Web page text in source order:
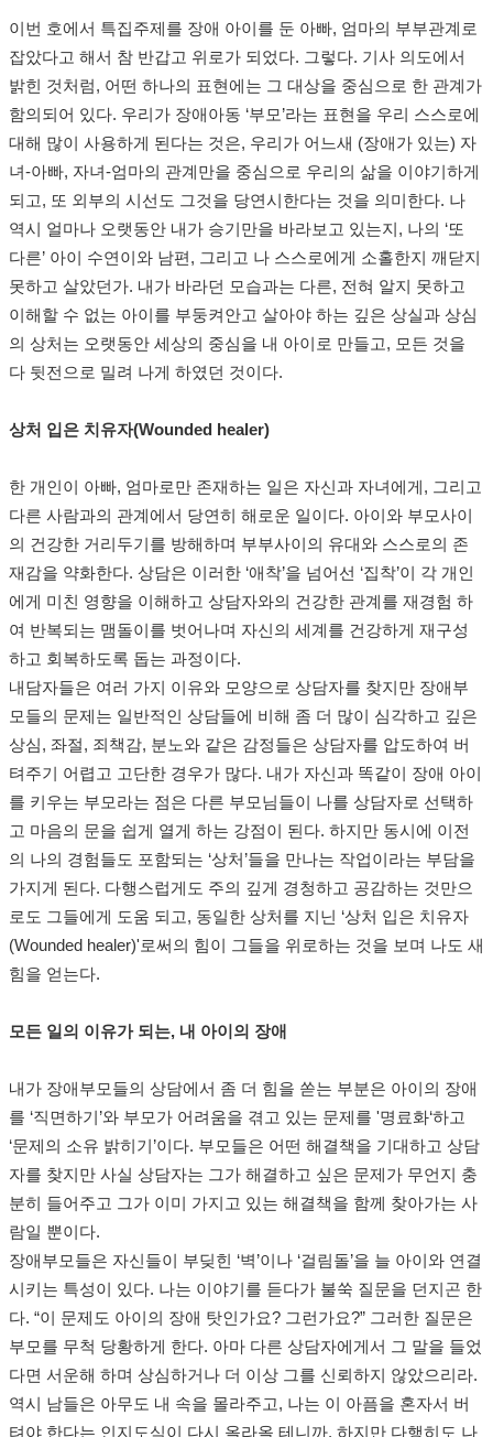
이번 호에서 특집주제를 장애 아이를 둔 아빠, 엄마의 부부관계로
잡았다고 해서 참 반갑고 위로가 되었다. 그렇다. 기사 의도에서
밝힌 것처럼, 어떤 하나의 표현에는 그 대상을 중심으로 한 관계가
함의되어 있다. 우리가 장애아동 ‘부모’라는 표현을 우리 스스로에
대해 많이 사용하게 된다는 것은, 우리가 어느새 (장애가 있는) 자
녀-아빠, 자녀-엄마의 관계만을 중심으로 우리의 삶을 이야기하게
되고, 또 외부의 시선도 그것을 당연시한다는 것을 의미한다. 나
역시 얼마나 오랫동안 내가 승기만을 바라보고 있는지, 나의 ‘또
다른’ 아이 수연이와 남편, 그리고 나 스스로에게 소홀한지 깨닫지
못하고 살았던가. 내가 바라던 모습과는 다른, 전혀 알지 못하고
이해할 수 없는 아이를 부둥켜안고 살아야 하는 깊은 상실과 상심
의 상처는 오랫동안 세상의 중심을 내 아이로 만들고, 모든 것을
다 뒷전으로 밀려 나게 하였던 것이다.
상처 입은 치유자(Wounded healer)
한 개인이 아빠, 엄마로만 존재하는 일은 자신과 자녀에게, 그리고
다른 사람과의 관계에서 당연히 해로운 일이다. 아이와 부모사이
의 건강한 거리두기를 방해하며 부부사이의 유대와 스스로의 존
재감을 약화한다. 상담은 이러한 ‘애착’을 넘어선 ‘집착’이 각 개인
에게 미친 영향을 이해하고 상담자와의 건강한 관계를 재경험 하
여 반복되는 맴돌이를 벗어나며 자신의 세계를 건강하게 재구성
하고 회복하도록 돕는 과정이다.
내담자들은 여러 가지 이유와 모양으로 상담자를 찾지만 장애부
모들의 문제는 일반적인 상담들에 비해 좀 더 많이 심각하고 깊은
상심, 좌절, 죄책감, 분노와 같은 감정들은 상담자를 압도하여 버
텨주기 어렵고 고단한 경우가 많다. 내가 자신과 똑같이 장애 아이
를 키우는 부모라는 점은 다른 부모님들이 나를 상담자로 선택하
고 마음의 문을 쉽게 열게 하는 강점이 된다. 하지만 동시에 이전
의 나의 경험들도 포함되는 ‘상처’들을 만나는 작업이라는 부담을
가지게 된다. 다행스럽게도 주의 깊게 경청하고 공감하는 것만으
로도 그들에게 도움 되고, 동일한 상처를 지닌 ‘상처 입은 치유자
(Wounded healer)'로써의 힘이 그들을 위로하는 것을 보며 나도 새
힘을 얻는다.
모든 일의 이유가 되는, 내 아이의 장애
내가 장애부모들의 상담에서 좀 더 힘을 쏟는 부분은 아이의 장애
를 ‘직면하기’와 부모가 어려움을 겪고 있는 문제를 '명료화‘하고
‘문제의 소유 밝히기’이다. 부모들은 어떤 해결책을 기대하고 상담
자를 찾지만 사실 상담자는 그가 해결하고 싶은 문제가 무언지 충
분히 들어주고 그가 이미 가지고 있는 해결책을 함께 찾아가는 사
람일 뿐이다.
장애부모들은 자신들이 부딪힌 ‘벽’이나 ‘걸림돌’을 늘 아이와 연결
시키는 특성이 있다. 나는 이야기를 듣다가 불쑥 질문을 던지곤 한
다. “이 문제도 아이의 장애 탓인가요? 그런가요?” 그러한 질문은
부모를 무척 당황하게 한다. 아마 다른 상담자에게서 그 말을 들었
다면 서운해 하며 상심하거나 더 이상 그를 신뢰하지 않았으리라.
역시 남들은 아무도 내 속을 몰라주고, 나는 이 아픔을 혼자서 버
텨야 한다는 인지도식이 다시 올라올 테니까. 하지만 다행히도 나